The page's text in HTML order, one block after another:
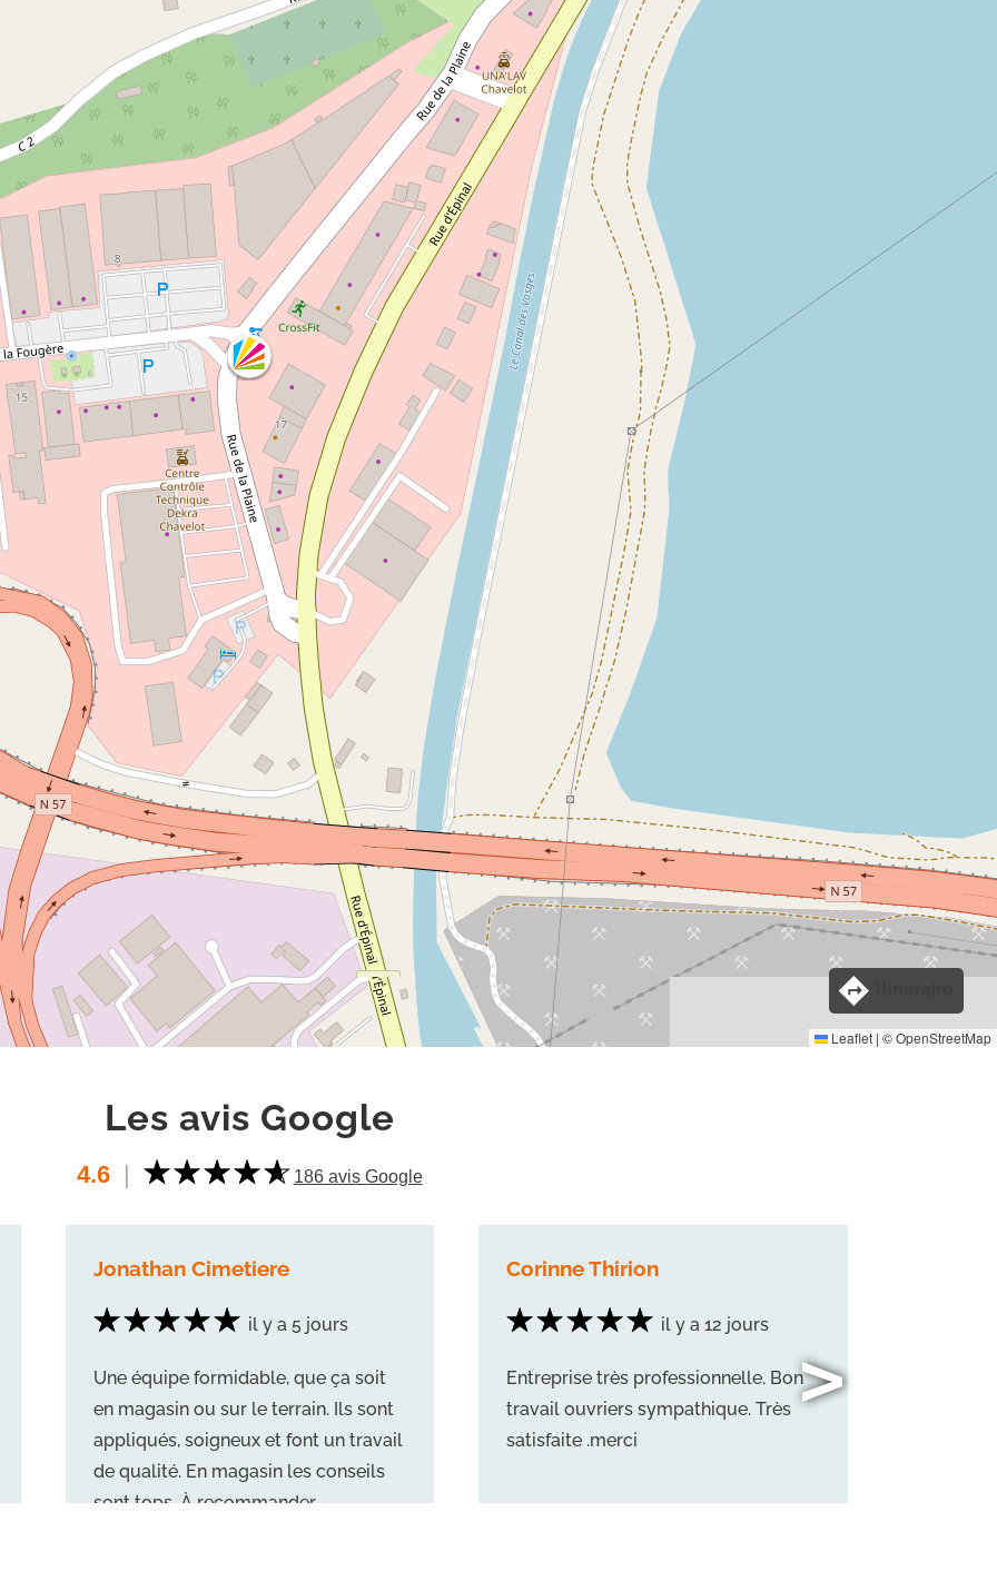
Leaflet | ©OpenStreetMap
Les avis Google
4.6 | 186 avis Google
Jonathan Cimetiere
il y a 5 jours
Une équipe formidable, que ça soit
en magasin ou sur le terrain. Ils sont
appliqués, soigneux et font un travail
de qualité. En magasin les conseils
sont tops. À recommander
Corinne Thirion
il y a 12 jours
Entreprise très professionnelle. Bon
travail ouvriers sympathique. Très
satisfaite .merci
>